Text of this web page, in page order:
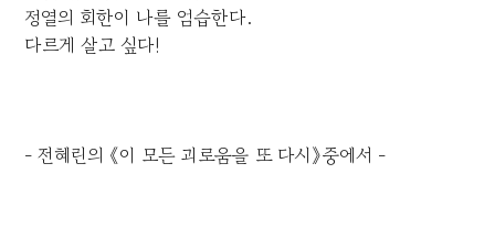
정열의 회한이 나를 엄습한다.
다르게 살고 싶다!
- 전혜린의 《이 모든 괴로움을 또 다시》중에서 -